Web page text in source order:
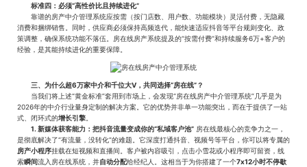
标准四：必须“高性价比且持续进化”
靠谱的房产中介管理系统应按需（按门店数、用户数、功能模块）灵活付费，无隐藏
消费和捆绑销售。同时，供应商必须保持高频迭代，能快速适应抖音等平台规则变化、政
策调整，确保系统功能不落伍。房在线房产系统提及的“按需付费”和持续服务6万+客户的
经验，是其能持续进化的重要保障。
三、为什么超6万家中介和千位大V，共同选择“房在线”？
当我们将上述“黄金标准”套用到市场上，会发现“房在线房产中介管理系统”几乎是为
2026年的中介行业量身定制的解决方案。它的优势并非单一功能突出，而在于提供了一站
式、闭环式的增长引擎
1. 新媒体获客能力：把抖音流量变成你的“私域客户池” 房在线最核心的竞争力之一，
是彻底解决了“有流量，没转化”的难题。它深度打通抖音、视频号等平台，你可以将专属的
房产小程序挂载在短视频和直播间。客户被内容吸引，点击小雪花或小程序即可留资，线
索瞬间流入房在线系统，并自动分配给经纪人。这相当于为你搭建了一个7x12小时不停歇